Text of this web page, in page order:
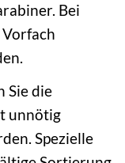
Bei
Sie die
unnötig
Spezielle